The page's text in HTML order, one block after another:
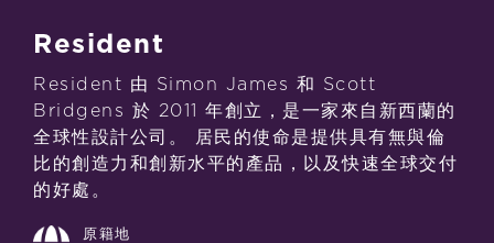
Resident
Resident 由 Simon James 和 Scott
Bridgens 於 2011 年創立，是一家來自新西蘭的
全球性設計公司。 居民的使命是提供具有無與倫
比的創造力和創新水平的產品，以及快速全球交付
的好處。
原籍地